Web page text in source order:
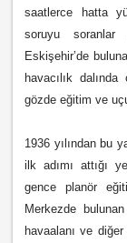
saatlerce hatta
soruyu soranlar
Eskişehir’de
havacılık
gözde eğitim ve
1936 yılından bu
ilk adımı attığı
gence planör
Merkezde
havaalanı ve